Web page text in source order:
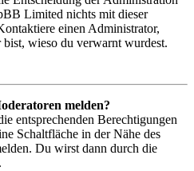
Limited nichts mit dieser
einen Administrator,
wieso du verwarnt wurdest.
melden?
entsprechenden Berechtigungen
Schaltfläche in der Nähe des
Du wirst dann durch die